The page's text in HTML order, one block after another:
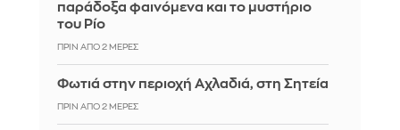
παράδοξα φαινόμενα και το μυστήριο
του Ρίο
ΠΡΙΝ ΑΠΌ 2 ΜΈΡΕΣ
Φωτιά στην περιοχή Αχλαδιά, στη Σητεία
ΠΡΙΝ ΑΠΌ 2 ΜΈΡΕΣ